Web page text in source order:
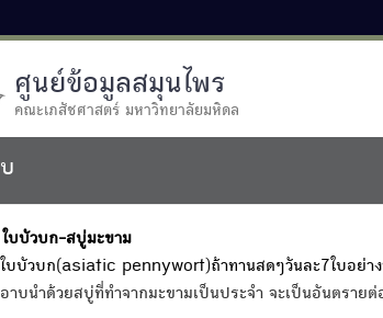
ศูนย์ข้อมูลสมุนไพร
คณะเภสัชศาสตร์ มหาวิทยาลัยมหิดล
ใบบัวบก-สบู่มะขาม
บบัวบก(asiatic pennywort)ถ้าทานสดๆวันละ7ใบอย่าง
าบนำด้วยสบู่ที่ทำจากมะขามเป็นประจำ จะเป็นอันตราย